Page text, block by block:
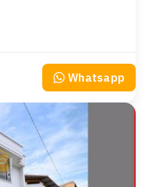
Whatsapp